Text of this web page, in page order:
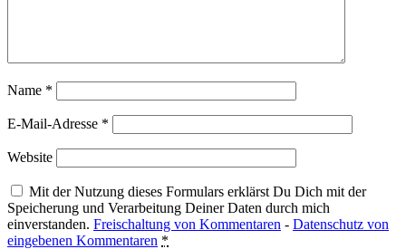
Name *
E-Mail-Adresse *
Website
Mit der Nutzung dieses Formulars erklärst Du Dich mit der
Speicherung und Verarbeitung Deiner Daten durch mich
einverstanden. Freischaltung von Kommentaren - Datenschutz von
eingebenen Kommentaren *